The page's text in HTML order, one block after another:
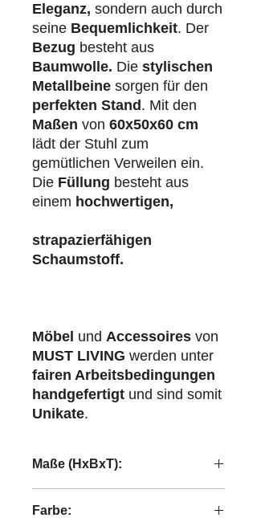
Eleganz, sondern auch durch
seine Bequemlichkeit. Der
Bezug besteht aus
Baumwolle. Die stylischen
Metallbeine sorgen für den
perfekten Stand . Mit den
Maßen von 60x50x60 cm
lädt der Stuhl zum
gemütlichen Verweilen ein.
Die Füllung besteht aus
einem hochwertigen,
strapazierfähigen
Schaumstoff.
Möbel und Accessoires von
MUST LIVING werden unter
fairen Arbeitsbedingungen
handgefertigt und sind somit
Unikate.
Maße (HxBxT):
Farbe: